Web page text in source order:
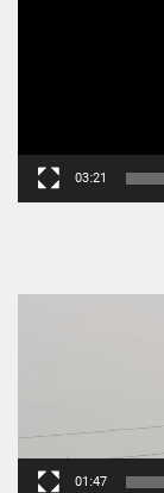
03:21
01:47